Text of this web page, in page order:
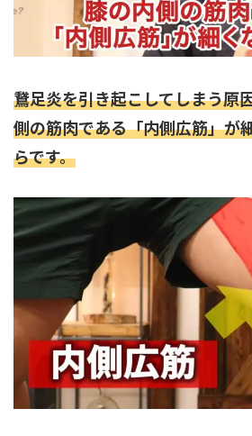
鵞足炎を引き起こしてしまう原
側の筋肉である「内側広筋」が
らです。